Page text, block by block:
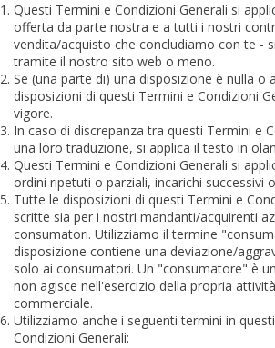
Questi Termini e Condizioni Generali si
offerta da parte nostra e a tutti i nostri
vendita/acquisto che concludiamo con te -
tramite il nostro sito web o meno.
Se (una parte di) una disposizione è nulla o
disposizioni di questi Termini e Condizioni
vigore.
In caso di discrepanza tra questi Termini e
una loro traduzione, si applica il testo in
Questi Termini e Condizioni Generali si
ordini ripetuti o parziali, incarichi successivi
Tutte le disposizioni di questi Termini e
scritte sia per i nostri mandanti/acquirenti
consumatori. Utilizziamo il termine
disposizione contiene una deviazione/
solo ai consumatori. Un "consumatore" è
non agisce nell'esercizio della propria
commerciale.
Utilizziamo anche i seguenti termini in
Condizioni Generali: